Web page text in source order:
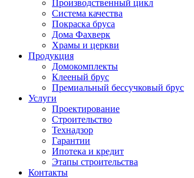
Производственный цикл
Система качества
Покраска бруса
Дома Фахверк
Храмы и церкви
Продукция
Домокомплекты
Клееный брус
Премиальный бессучковый брус
Услуги
Проектирование
Строительство
Технадзор
Гарантии
Ипотека и кредит
Этапы строительства
Контакты